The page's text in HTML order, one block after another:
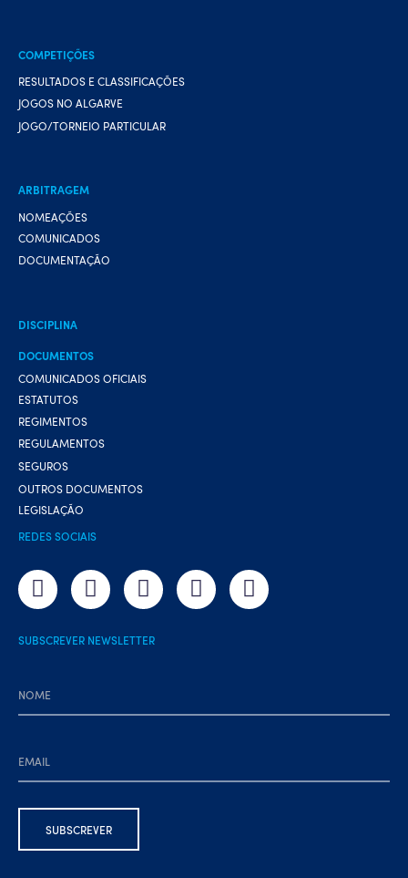
COMPETIÇÕES
RESULTADOS E CLASSIFICAÇÕES
JOGOS NO ALGARVE
JOGO/TORNEIO PARTICULAR
ARBITRAGEM
NOMEAÇÕES
COMUNICADOS
DOCUMENTAÇÃO
DISCIPLINA
DOCUMENTOS
COMUNICADOS OFICIAIS
ESTATUTOS
REGIMENTOS
REGULAMENTOS
SEGUROS
OUTROS DOCUMENTOS
LEGISLAÇÃO
REDES SOCIAIS
SUBSCREVER NEWSLETTER